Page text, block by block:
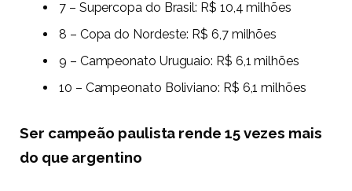
7 – Supercopa do Brasil: R$ 10,4 milhões
8 – Copa do Nordeste: R$ 6,7 milhões
9 – Campeonato Uruguaio: R$ 6,1 milhões
10 – Campeonato Boliviano: R$ 6,1 milhões
Ser campeão paulista rende 15 vezes mais
do que argentino